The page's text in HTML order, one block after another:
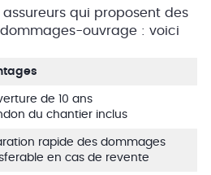
assureurs qui proposent des
ouvrage : voici
de 10 ans
du chantier inclus
rapide des dommages
en cas de revente